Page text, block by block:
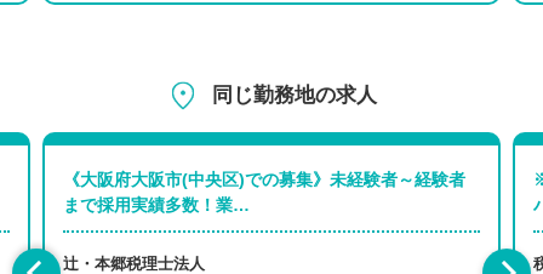
同じ勤務地の求人
《大阪府大阪市(中央区)での募集》未経験者～経験者
まで採用実績多数！業…
辻・本郷税理士法人